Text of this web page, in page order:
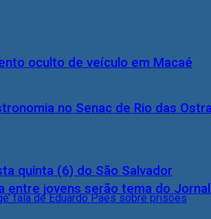
no Senac de Rio das
entre jovens serão tema do
oculto de veículo em Macaé
quinta (6) do São Salvador